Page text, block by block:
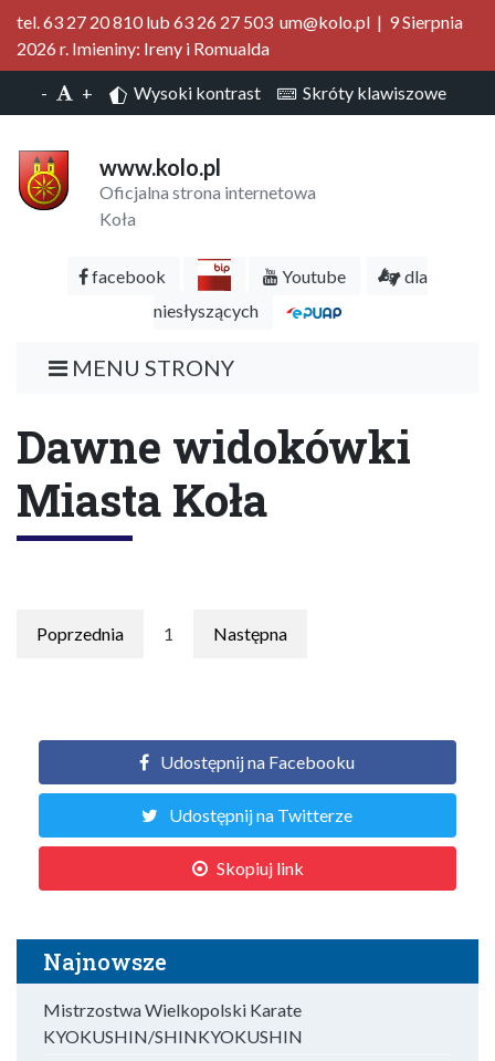
tel. 63 27 20 810 lub 63 26 27 503 um@kolo.pl | 9 Sierpnia
2026 r. Imieniny: Ireny i Romualda
- + Wysoki kontrast Skróty klawiszowe
www.kolo.pl
Oficjalna strona internetowa
Koła
facebook Youtube
dla
niesłyszących
MENU STRONY
Dawne widokówki
Miasta Koła
Poprzednia 1 Następna
Udostępnij na Facebooku
Udostępnij na Twitterze
Skopiuj link
Najnowsze
Mistrzostwa Wielkopolski Karate
KYOKUSHIN/SHINKYOKUSHIN